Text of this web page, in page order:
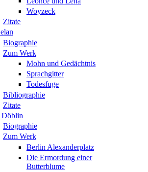
Woyzeck
Zitate
Biographie
Zum Werk
Mohn und Gedächtnis
Sprachgitter
Todesfuge
Bibliographie
Zitate
Biographie
Zum Werk
Berlin Alexanderplatz
Die Ermordung einer
Butterblume